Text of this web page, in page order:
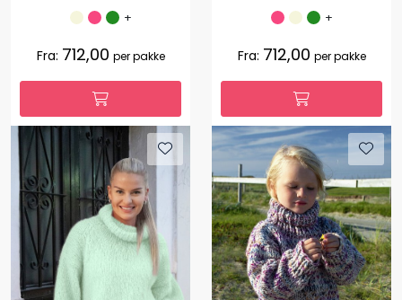
+
Fra: 712,00 per pakke
+
Fra: 712,00 per pakke